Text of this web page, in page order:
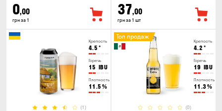
0,00
грн за 1
37,00
грн за 1 шт
Крепость
4.5 °
Горечь
15 IBU
Плотность
11.5 %
(1)
Крепость
4.2 °
Горечь
19 IBU
Плотность
11.3%
(0)
Топ продаж